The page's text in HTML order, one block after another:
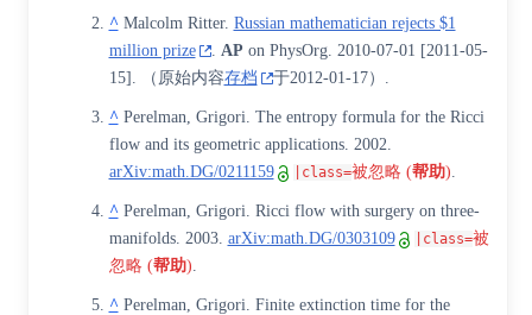
^ Malcolm Ritter. Russian mathematician rejects $1
million prize
. AP on PhysOrg. 2010-07-01 [2011-05-
15] . （原始内容存档 于2012-01-17）.
^ Perelman, Grigori . The entropy formula for the Ricci
flow and its geometric applications. 2002.
arXiv:math.DG/0211159
|class=被忽略 (帮助)
^ Perelman, Grigori. Ricci flow with surgery on three-
manifolds. 2003. arXiv:math.DG/0303109 |class=被
忽略 (帮助)
^ Perelman, Grigori. Finite extinction time for the